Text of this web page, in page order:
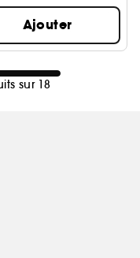
Ajouter
sur 18